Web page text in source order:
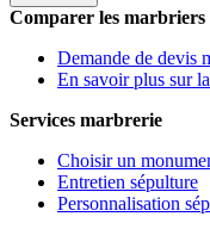
Comparer les marbriers
Demande de devis
En savoir plus sur
Services marbrerie
Choisir un
Entretien sépulture
Personnalisation